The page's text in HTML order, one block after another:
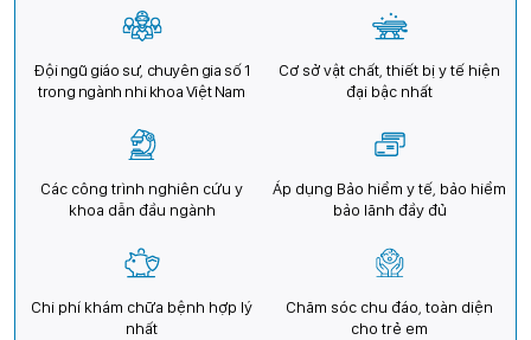
Đội ngũ giáo sư, chuyên gia số 1
trong ngành nhi khoa Việt Nam
Cơ sở vật chất, thiết bị y tế hiện
đại bậc nhất
Các công trình nghiên cứu y
khoa dẫn đầu ngành
Áp dụng Bảo hiểm y tế, bảo hiểm
bảo lãnh đầy đủ
Chi phí khám chữa bệnh hợp lý
nhất
Chăm sóc chu đáo, toàn diện
cho trẻ em